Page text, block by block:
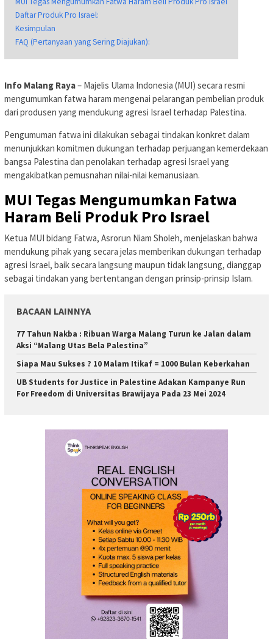
Daftar Produk Pro Israel:
Kesimpulan
FAQ (Pertanyaan yang Sering Diajukan):
Info Malang Raya– Majelis Ulama Indonesia (MUI) secara resmi
mengumumkan fatwa haram mengenai pelarangan pembelian produk
dari produsen yang mendukung agresi Israel terhadap Palestina.
Pengumuman fatwa ini dilakukan sebagai tindakan konkret dalam
menunjukkan komitmen dukungan terhadap perjuangan kemerdekaan
bangsa Palestina dan penolakan terhadap agresi Israel yang
mengakibatkan pemusnahan nilai-nilai kemanusiaan.
MUI Tegas Mengumumkan Fatwa
Haram Beli Produk Pro Israel
Ketua MUI bidang Fatwa, Asrorun Niam Sholeh, menjelaskan bahwa
mendukung pihak yang secara jelas memberikan dukungan terhadap
agresi Israel, baik secara langsung maupun tidak langsung, dianggap
sebagai tindakan yang bertentangan dengan prinsip-prinsip Islam.
BACAAN LAINNYA
77 Tahun Nakba : Ribuan Warga Malang Turun ke Jalan dalam
Aksi “Malang Utas Bela Palestina”
Siapa Mau Sukses ? 10 Malam Itikaf = 1000 Bulan Keberkahan
UB Students for Justice in Palestine Adakan Kampanye Run
For Freedom di Universitas Brawijaya Pada 23 Mei 2024